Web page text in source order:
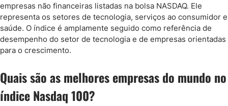
empresas não financeiras listadas na bolsa NASDAQ. Ele
representa os setores de tecnologia, serviços ao consumidor e
saúde. O índice é amplamente seguido como referência de
desempenho do setor de tecnologia e de empresas orientadas
para o crescimento.
Quais são as melhores empresas do mundo no
índice Nasdaq 100?